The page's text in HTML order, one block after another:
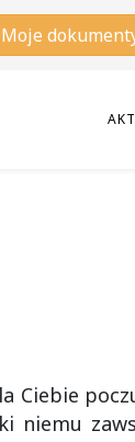
Moje
Ciebie
niemu